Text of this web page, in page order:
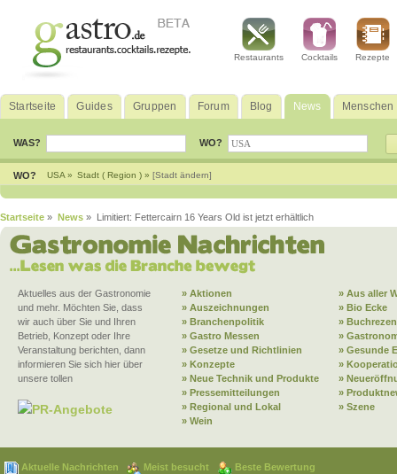
Restaurants Cocktails Rezepte
Startseite Guides Gruppen Forum Blog News Menschen
WAS? WO?
WO? USA » Stadt ( Region ) » [Stadt ändern]
Startseite » News » Limitiert: Fettercairn 16 Years Old ist jetzt erhältlich
Aktuelles aus der Gastronomie
und mehr. Möchten Sie, dass
wir auch über Sie und Ihren
Betrieb, Konzept oder Ihre
Veranstaltung berichten, dann
informieren Sie sich hier über
unsere tollen
PR-Angebote
» Aktionen
» Aus aller
» Auszeichnungen
» Bio Ecke
» Branchenpolitik
»
» Gastro Messen
»
» Gesetze und Richtlinien
» Gesunde
» Konzepte
»
» Neue Technik und Produkte
»
» Pressemitteilungen
»
» Regional und Lokal
» Szene
» Wein
Aktuelle Nachrichten Meist besucht Beste Bewertung